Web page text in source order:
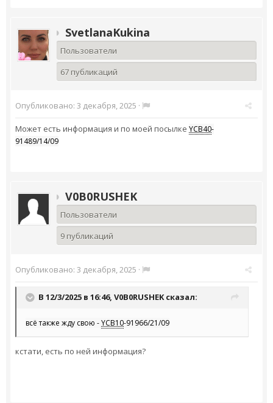
SvetlanaKukina
Пользователи
67 публикаций
Опубликовано: 3 декабря, 2025 ·
Может есть информация и по моей посылке YCB40-
91489/14/09
V0B0RUSHEK
Пользователи
9 публикаций
Опубликовано: 3 декабря, 2025 ·
В 12/3/2025 в 16:46, V0B0RUSHEKсказал:
всё также жду свою -YCB10-91966/21/09
кстати, есть по ней информация?